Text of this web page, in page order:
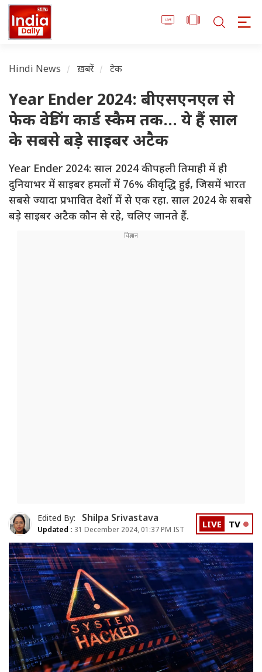
Hindi News ख़बरें टेक
Year Ender 2024: बीएसएनएल से
फेक वेडिंग कार्ड स्कैम तक... ये हैं साल
के सबसे बड़े साइबर अटैक
Year Ender 2024: साल 2024 की पहली तिमाही में ही
दुनियाभर में साइबर हमलों में 76% की वृद्धि हुई, जिसमें भारत
सबसे ज्यादा प्रभावित देशों में से एक रहा. साल 2024 के सबसे
बड़े साइबर अटैक कौन से रहे, चलिए जानते हैं.
Edited By: Shilpa Srivastava
Updated : 31 December 2024, 01:37 PM IST LIVE TV